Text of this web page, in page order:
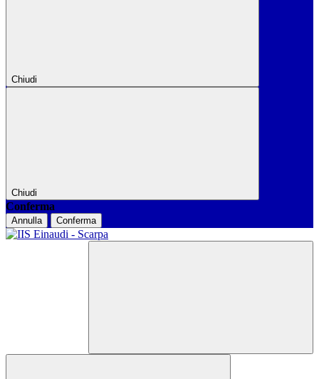
Chiudi
Chiudi
Conferma
Annulla Conferma